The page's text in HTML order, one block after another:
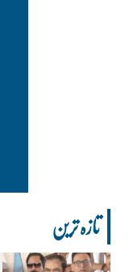
تازہ ترین